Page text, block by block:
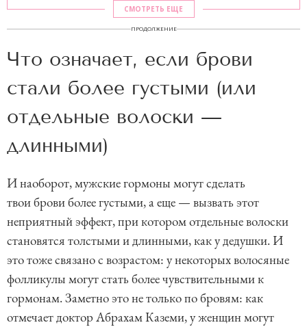
СМОТРЕТЬ ЕЩЕ
ПРОДОЛЖЕНИЕ
Что означает, если брови
стали более густыми (или
отдельные волоски —
длинными)
И наоборот, мужские гормоны могут сделать
твои брови более густыми, а еще — вызвать этот
неприятный эффект, при котором отдельные волоски
становятся толстыми и длинными, как у дедушки. И
это тоже связано с возрастом: у некоторых волосяные
фолликулы могут стать более чувствительными к
гормонам. Заметно это не только по бровям: как
отмечает доктор Абрахам Каземи, у женщин могут